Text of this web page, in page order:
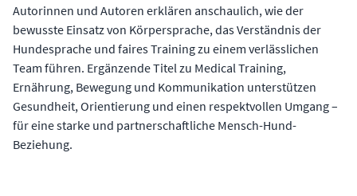
Autorinnen und Autoren erklären anschaulich, wie der
bewusste Einsatz von Körpersprache, das Verständnis der
Hundesprache und faires Training zu einem verlässlichen
Team führen. Ergänzende Titel zu Medical Training,
Ernährung, Bewegung und Kommunikation unterstützen
Gesundheit, Orientierung und einen respektvollen Umgang –
für eine starke und partnerschaftliche Mensch-Hund-
Beziehung.